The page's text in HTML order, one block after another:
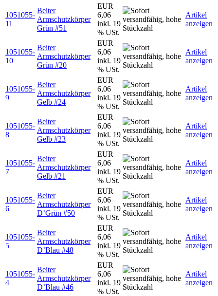
1051055-
11
Beiter
Armschutzkörper
Grün #51
EUR
6,06
inkl. 19
% USt.
Artikel
anzeigen
1051055-
10
Beiter
Armschutzkörper
Grün #20
EUR
6,06
inkl. 19
% USt.
Artikel
anzeigen
1051055-
9
Beiter
Armschutzkörper
Gelb #24
EUR
6,06
inkl. 19
% USt.
Artikel
anzeigen
1051055-
8
Beiter
Armschutzkörper
Gelb #23
EUR
6,06
inkl. 19
% USt.
Artikel
anzeigen
1051055-
7
Beiter
Armschutzkörper
Gelb #21
EUR
6,06
inkl. 19
% USt.
Artikel
anzeigen
1051055-
6
Beiter
Armschutzkörper
D’Grün #50
EUR
6,06
inkl. 19
% USt.
Artikel
anzeigen
1051055-
5
Beiter
Armschutzkörper
D’Blau #48
EUR
6,06
inkl. 19
% USt.
Artikel
anzeigen
1051055-
4
Beiter
Armschutzkörper
D’Blau #46
EUR
6,06
inkl. 19
% USt.
Artikel
anzeigen